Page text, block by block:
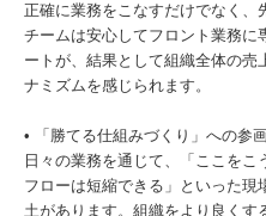
正確に業務をこなすだけでなく、
チームは安心してフロント業務に
ートが、結果として組織全体の売
ナミズムを感じられます。
• 「勝てる仕組みづくり」への参
日々の業務を通じて、「ここを
フローは短縮できる」といった
土があります。組織をより良くす